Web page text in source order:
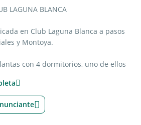
LAGUNA BLANCA
en Club Laguna Blanca a pasos
y Montoya.
con 4 dormitorios, uno de ellos
y garage
en suite.